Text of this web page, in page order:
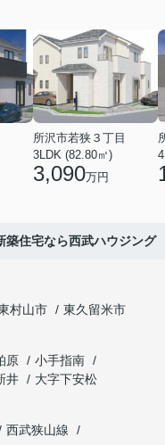
所沢市若狭３丁目
3LDK (82.80㎡)
3,090万円
住宅なら西武ハウジング
村山市
東久留米市
原
小手指南
井
大字下安松
西武狭山線